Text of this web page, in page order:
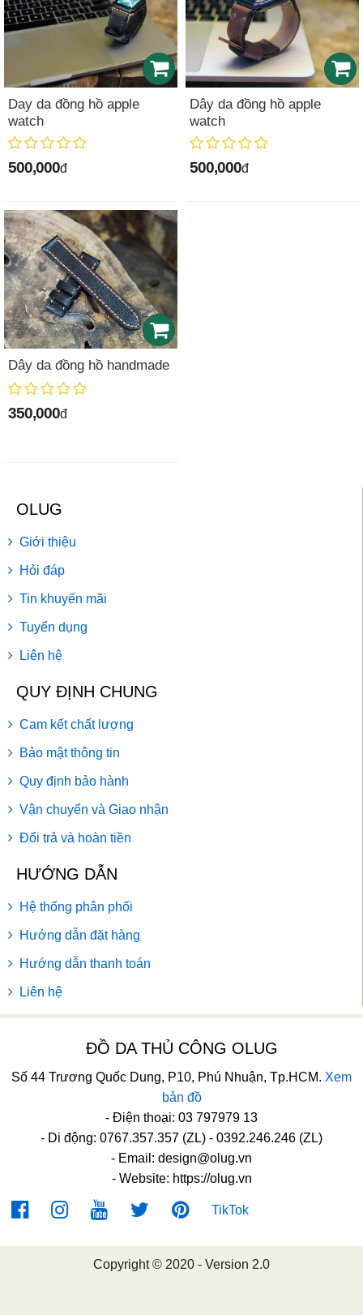
Day da đồng hồ apple
watch
500,000đ
Dây da đồng hồ apple
watch
500,000đ
Dây da đồng hồ handmade
350,000đ
OLUG
Giới thiệu
Hỏi đáp
Tin khuyến mãi
Tuyển dụng
Liên hệ
QUY ĐỊNH CHUNG
Cam kết chất lượng
Bảo mật thông tin
Quy định bảo hành
Vận chuyển và Giao nhận
Đổi trả và hoàn tiền
HƯỚNG DẪN
Hệ thống phân phối
Hướng dẫn đặt hàng
Hướng dẫn thanh toán
Liên hệ
ĐỒ DA THỦ CÔNG OLUG
Số 44 Trương Quốc Dung, P10, Phú Nhuận, Tp.HCM. Xem
bản đồ
- Điện thoại: 03 797979 13
- Di động: 0767.357.357 (ZL) - 0392.246.246 (ZL)
- Email: design@olug.vn
- Website: https://olug.vn
TikTok
Copyright © 2020 - Version 2.0